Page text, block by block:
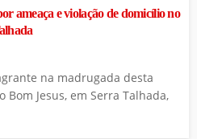
ameaça e violação de domicílio no
na madrugada desta
Jesus, em Serra Talhada,